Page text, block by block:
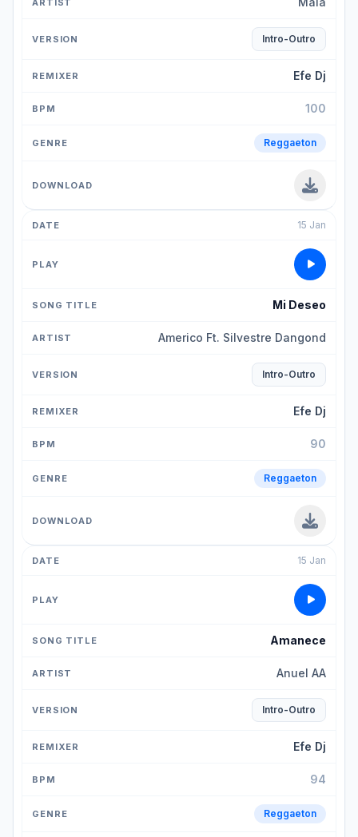
Intro-Outro
Efe Dj
100
Reggaeton
15 Jan
Mi Deseo
Americo Ft. Silvestre Dangond
Intro-Outro
Efe Dj
90
Reggaeton
15 Jan
Amanece
Anuel AA
Intro-Outro
Efe Dj
94
Reggaeton